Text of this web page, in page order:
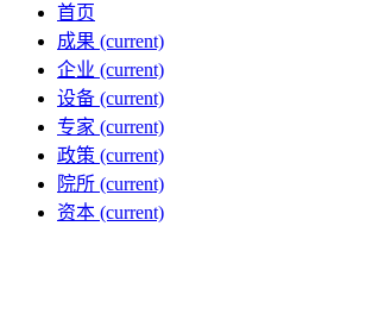
首页
成果 (current)
企业 (current)
设备 (current)
专家 (current)
政策 (current)
院所 (current)
资本 (current)